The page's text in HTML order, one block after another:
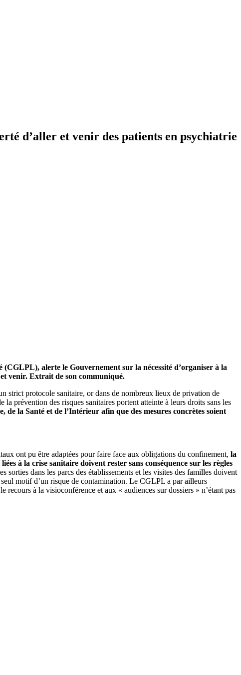
d’aller et venir des patients en psychiatrie
alerte le Gouvernement sur la nécessité d’organiser à la
venir. Extrait de son communiqué.
strict protocole sanitaire, or dans de nombreux lieux de privation de
prévention des risques sanitaires portent atteinte à leurs droits sans les
la Santé et de l’Intérieur afin que des mesures concrètes soient
ont pu être adaptées pour faire face aux obligations du confinement, la
à la crise sanitaire doivent rester sans conséquence sur les règles
sorties dans les parcs des établissements et les visites des familles doivent
seul motif d’un risque de contamination. Le CGLPL a par ailleurs
le recours à la visioconférence et aux « audiences sur dossiers » n’étant pas